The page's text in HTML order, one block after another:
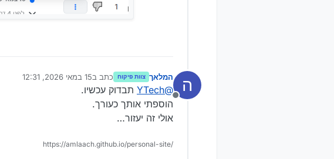
ה
מנותק
המלאך צוות פיקוח כתב ב15 במאי 2026, 12:31
נערך לאחרונה על ידי המלאך
@
YTech תבדוק עכשיו.
הוספתי אותך כעורך.
אולי זה יעזור…
https://amlaach.github.io/personal-site/